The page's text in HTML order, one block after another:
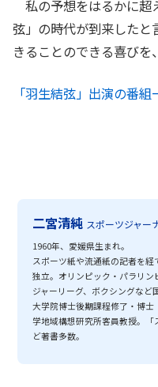
私の予想をはるかに超
弦」の時代が到来したと
きることのできる喜びを
「羽生結弦」出演の番
二宮清純 スポーツジャー
1960年、愛媛県生まれ。
スポーツ紙や流通紙の記者を
独立。オリンピック・パラリン
ジャーリーグ、ボクシングな
大学院博士後期課程修了・博
学地域構想研究所客員教授。
ど著書多数。